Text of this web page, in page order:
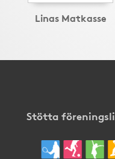
Linas Matkasse
Stötta